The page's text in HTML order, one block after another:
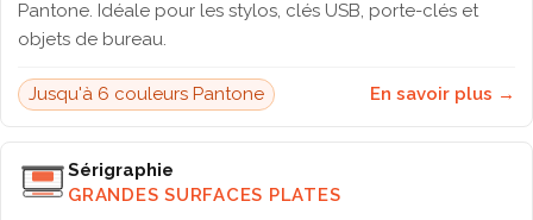
Pantone. Idéale pour les stylos, clés USB, porte-clés et
objets de bureau.
Jusqu'à 6 couleurs Pantone En savoir plus →
Sérigraphie
GRANDES SURFACES PLATES